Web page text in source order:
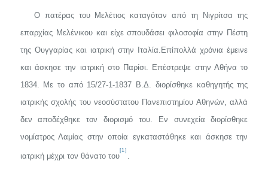
O πατέρας του Μελέτιος καταγόταν από τη Νιγρίτσα της
επαρχίας Μελένικου και είχε σπουδάσει φιλοσοφία στην Πέστη
της Ουγγαρίας και ιατρική στην Ιταλία. Επίπολλά χρόνια έμεινε
και άσκησε την ιατρική στο Παρίσι. Επέστρεψε στην Αθήνα το
1834. Με το από 15/27-1-1837 Β.Δ. διορίσθηκε καθηγητής της
ιατρικής σχολής του νεο­σύστατου Πανεπιστημίου Αθηνών, αλλά
δεν αποδέχθηκε τον διορισμό του. Εν συνεχεία διορίσθηκε
νομίατρος Λαμίας στην οποία εγκατα­στάθηκε και άσκησε την
ιατρική μέχρι τον θάνατο του
[1]